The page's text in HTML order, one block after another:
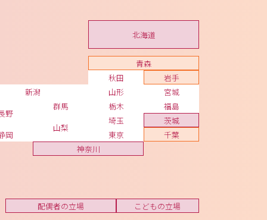
北海道
青森
岩手
宮城
秋田
山形
福島
茨城
栃木
群馬
埼玉
千葉
東京
神奈川
新潟
山梨
野
岡
こどもの立場
配偶者の立場